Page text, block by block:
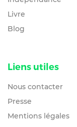
Livre
Blog
Liens utiles
Nous contacter
Presse
Mentions légales